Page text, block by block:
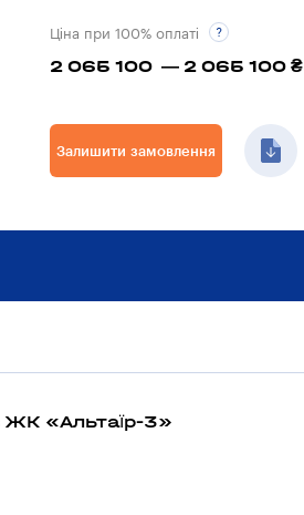
Ціна при 100% оплаті
2 065 100 — 2 065 100 ₴
Залишити замовлення
ЖК «Альтаїр-3»